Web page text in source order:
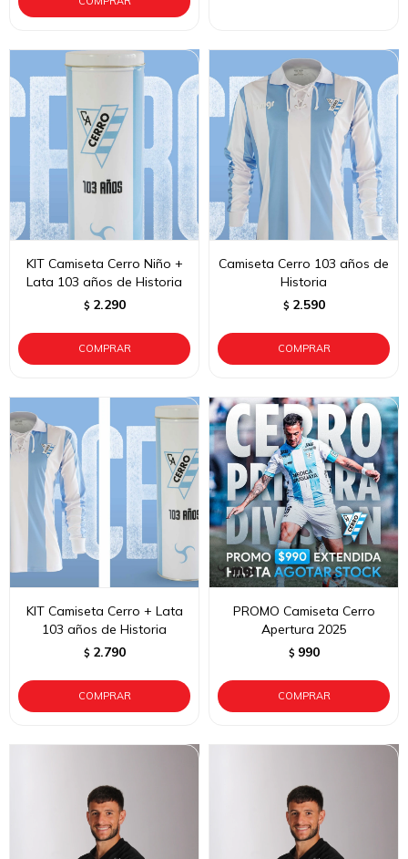
KIT Camiseta Cerro Niño +
Lata 103 años de Historia
$ 2.290
Camiseta Cerro 103 años de
Historia
$ 2.590
KIT Camiseta Cerro + Lata
103 años de Historia
$ 2.790
PROMO Camiseta Cerro
Apertura 2025
$ 990